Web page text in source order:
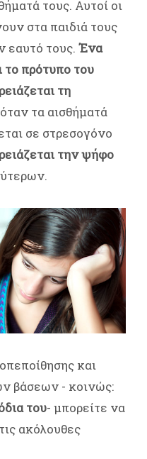
τους. Αυτοί οι
στα παιδιά τους
εαυτό τους. Ένα
το πρότυπο του
τη
τα αισθήματά
σε στρεσογόνο
την ψήφο
και
βάσεων - κοινώς:
του- μπορείτε να
ακόλουθες